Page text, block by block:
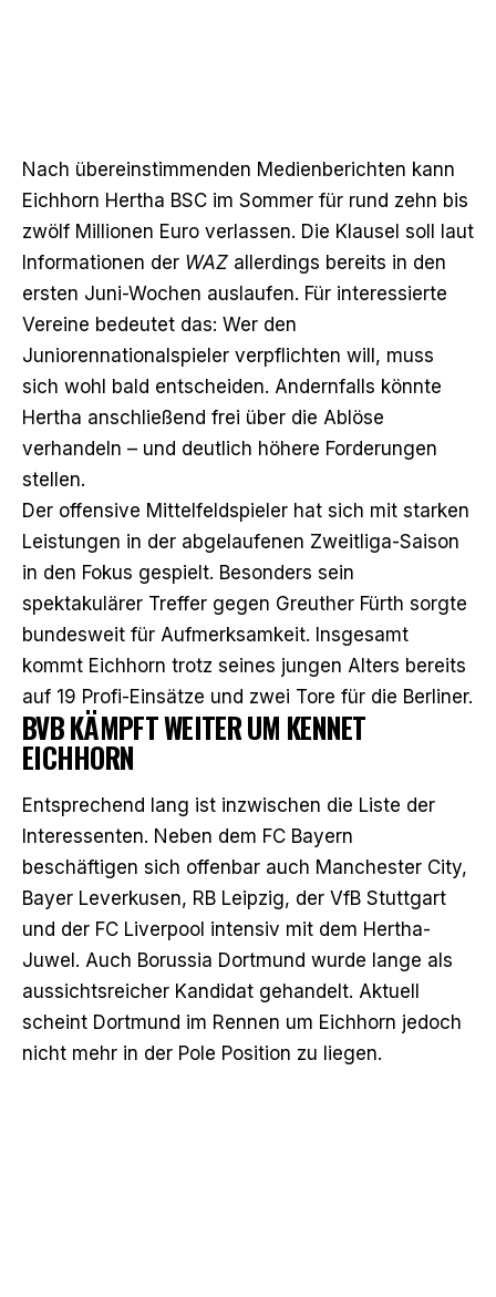
Nach übereinstimmenden Medienberichten kann
Eichhorn Hertha BSC im Sommer für rund zehn bis
zwölf Millionen Euro verlassen. Die Klausel soll laut
Informationen der WAZ allerdings bereits in den
ersten Juni-Wochen auslaufen. Für interessierte
Vereine bedeutet das: Wer den
Juniorennationalspieler verpflichten will, muss
sich wohl bald entscheiden. Andernfalls könnte
Hertha anschließend frei über die Ablöse
verhandeln – und deutlich höhere Forderungen
stellen.
Der offensive Mittelfeldspieler hat sich mit starken
Leistungen in der abgelaufenen Zweitliga-Saison
in den Fokus gespielt. Besonders sein
spektakulärer Treffer gegen Greuther Fürth sorgte
bundesweit für Aufmerksamkeit. Insgesamt
kommt Eichhorn trotz seines jungen Alters bereits
auf 19 Profi-Einsätze und zwei Tore für die Berliner.
BVB KÄMPFT WEITER UM KENNET
EICHHORN
Entsprechend lang ist inzwischen die Liste der
Interessenten. Neben dem FC Bayern
beschäftigen sich offenbar auch Manchester City,
Bayer Leverkusen, RB Leipzig, der VfB Stuttgart
und der FC Liverpool intensiv mit dem Hertha-
Juwel. Auch Borussia Dortmund wurde lange als
aussichtsreicher Kandidat gehandelt. Aktuell
scheint Dortmund im Rennen um Eichhorn jedoch
nicht mehr in der Pole Position zu liegen.